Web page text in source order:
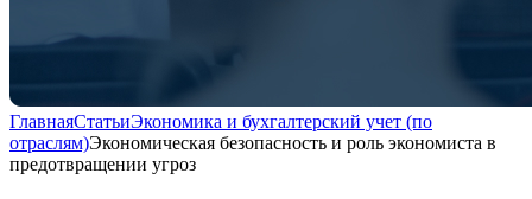
ГлавнаяСтатьиЭкономика и бухгалтерский учет (по
отраслям)Экономическая безопасность и роль экономиста в
предотвращении угроз